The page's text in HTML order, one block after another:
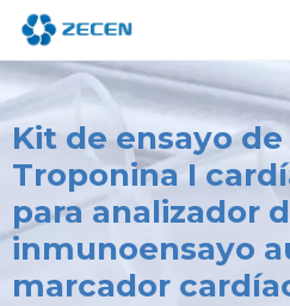
Kit de ensayo
Troponina I
para analizador
inmunoensayo
marcador